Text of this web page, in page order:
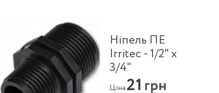
Ніпель ПЕ
Irritec - 1/2" x
3/4"
Ціна21 грн